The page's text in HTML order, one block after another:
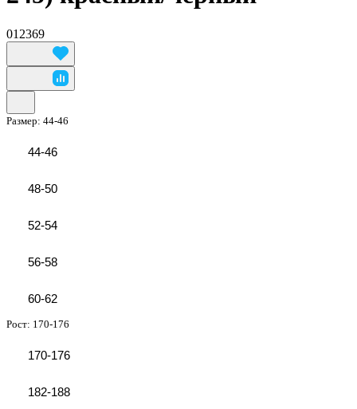
012369
Размер: 44-46
44-46
48-50
52-54
56-58
60-62
Рост: 170-176
170-176
182-188